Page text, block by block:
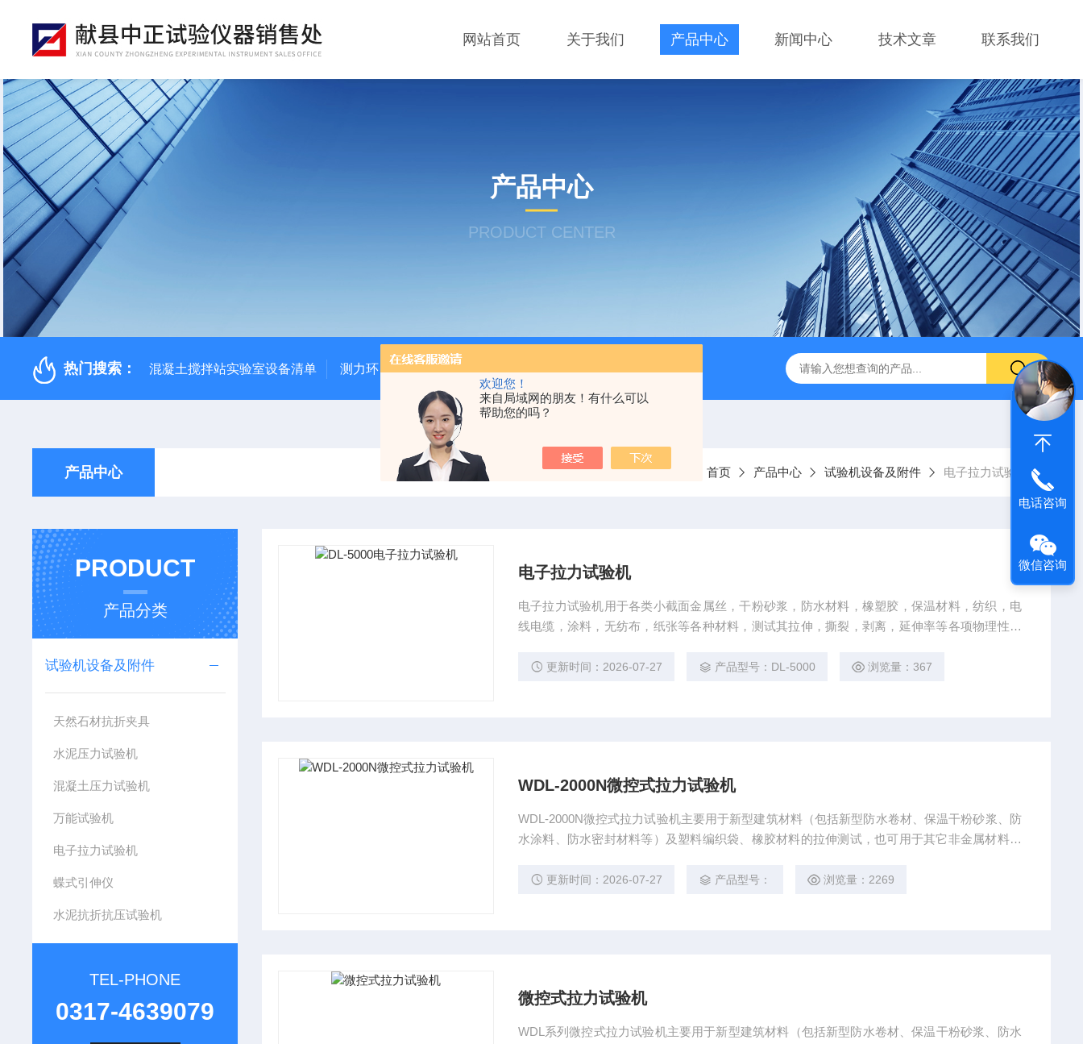
欢迎您！
来自局域网的朋友！有什么可以
帮助您的吗？
网站首页 关于我们 产品中心 新闻中心 技术文章 联系我们
产品中心
PRODUCT CENTER
热门搜索： 混凝土搅拌站实验室设备清单 测力环 混凝土抗弯拉弹性模量试验装置 钢结构防火涂料测厚仪 砂基透水砖透水速率试验装置
产品中心 当前位置： 首页 产品中心 试验机设备及附件 电子拉力试验机
PRODUCT
产品分类
试验机设备及附件
天然石材抗折夹具
水泥压力试验机
混凝土压力试验机
万能试验机
电子拉力试验机
蝶式引伸仪
水泥抗折抗压试验机
TEL-PHONE
0317-4639079
电子拉力试验机
电子拉力试验机用于各类小截面金属丝，干粉砂浆，防水材料，橡塑胶，保温材料，纺织，电
线电缆，涂料，无纺布，纸张等各种材料，测试其拉伸，撕裂，剥离，延伸率等各项物理性能
更新时间：2026-07-27 产品型号：DL-5000 浏览量：367
WDL-2000N微控式拉力试验机
WDL-2000N微控式拉力试验机主要用于新型建筑材料（包括新型防水卷材、保温干粉砂浆、防
水涂料、防水密封材料等）及塑料编织袋、橡胶材料的拉伸测试，也可用于其它非金属材料的
度。 更新时间：2026-07-27 产品型号： 浏览量：2269
微控式拉力试验机
WDL系列微控式拉力试验机主要用于新型建筑材料（包括新型防水卷材、保温干粉砂浆、防水
电话咨询
微信咨询